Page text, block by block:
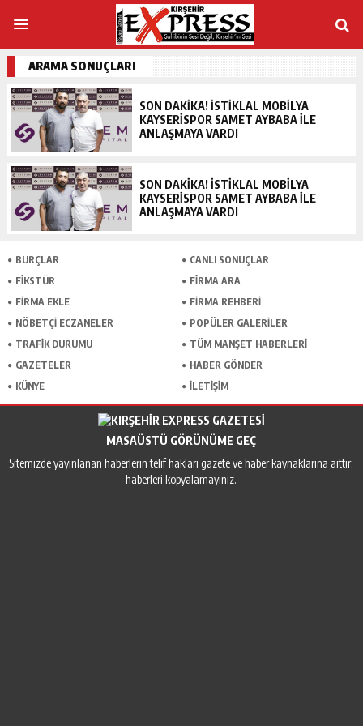
ARAMA SONUÇLARI
SON DAKIKA! İSTIKLAL MOBILYA
KAYSERISPOR SAMET AYBABA ILE
ANLAŞMAYA VARDI
SON DAKIKA! İSTIKLAL MOBILYA
KAYSERISPOR SAMET AYBABA ILE
ANLAŞMAYA VARDI
BURÇLAR
CANLI SONUÇLAR
FİKSTÜR
FİRMA ARA
FİRMA EKLE
FİRMA REHBERİ
NÖBETÇİ ECZANELER
POPÜLER GALERİLER
TRAFİK DURUMU
TÜM MANŞET HABERLERİ
GAZETELER
HABER GÖNDER
KÜNYE
İLETİŞİM
MASAÜSTÜ GÖRÜNÜME GEÇ
Sitemizde yayınlanan haberlerin telif hakları gazete ve haber kaynaklarına aittir,
haberleri kopyalamayınız.